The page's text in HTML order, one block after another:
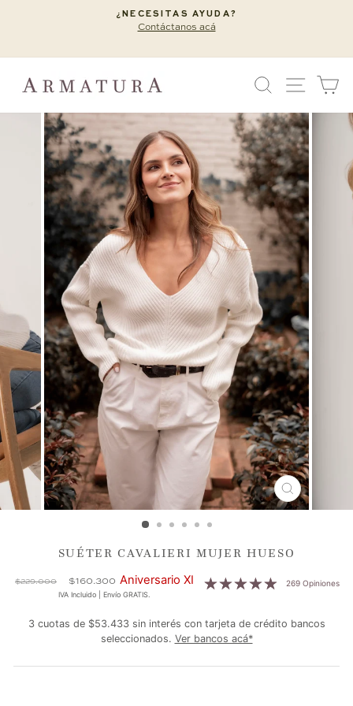
contenido
diapositivas
¿NECESITAS AYUDA?
Contáctanos acá
BUSCAR
CERRAR
(ESC)
SUÉTER CAVALIERI MUJER HUESO
269 Opiniones
Precio
$229.000
Precio
de
$160.300 Aniversario XI
IVA Incluido | Envío GRATIS.
3 cuotas de $53.433 sin interés con tarjeta de crédito bancos
seleccionados. Ver bancos acá*